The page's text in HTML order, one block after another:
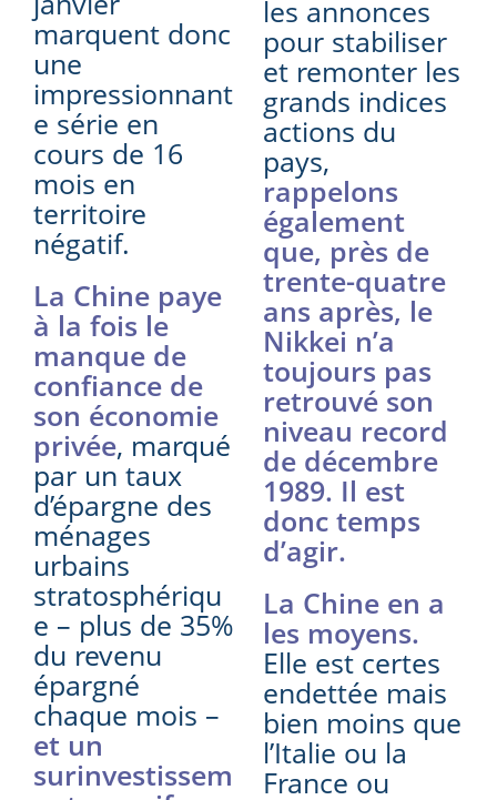
marquent donc
une
impressionnant
e série en
cours de 16
mois en
territoire
négatif.
La Chine paye
à la fois le
manque de
confiance de
son économie
privée, marqué
par un taux
d’épargne des
ménages
urbains
stratosphériqu
e – plus de 35%
du revenu
épargné
chaque mois –
et un
surinvestissem
les annonces
pour stabiliser
et remonter les
grands indices
actions du
pays,
rappelons
également
que, près de
trente-quatre
ans après, le
Nikkei n’a
toujours pas
retrouvé son
niveau record
de décembre
1989. Il est
donc temps
d’agir.
La Chine en a
les moyens.
Elle est certes
endettée mais
bien moins que
l’Italie ou la
France ou